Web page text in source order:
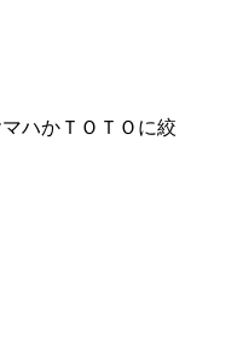
ハかＴＯＴＯに絞